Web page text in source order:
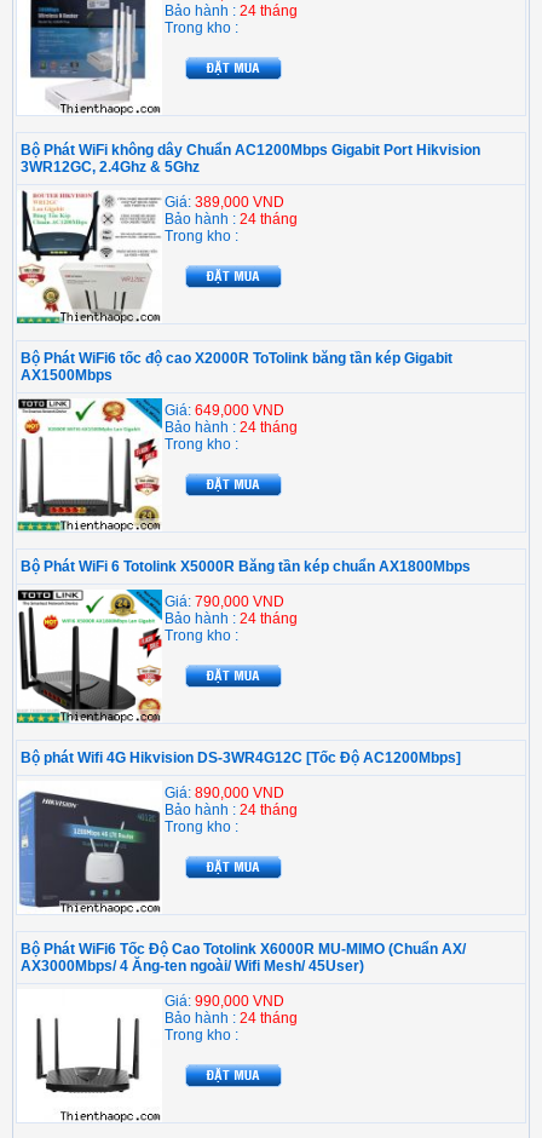
Bảo hành : 24 tháng
Trong kho :
Bộ Phát WiFi không dây Chuẩn AC1200Mbps Gigabit Port Hikvision
3WR12GC, 2.4Ghz & 5Ghz
Giá: 389,000 VND
Bảo hành : 24 tháng
Trong kho :
Bộ Phát WiFi6 tốc độ cao X2000R ToTolink băng tần kép Gigabit
AX1500Mbps
Giá: 649,000 VND
Bảo hành : 24 tháng
Trong kho :
Bộ Phát WiFi 6 Totolink X5000R Băng tần kép chuẩn AX1800Mbps
Giá: 790,000 VND
Bảo hành : 24 tháng
Trong kho :
Bộ phát Wifi 4G Hikvision DS-3WR4G12C [Tốc Độ AC1200Mbps]
Giá: 890,000 VND
Bảo hành : 24 tháng
Trong kho :
Bộ Phát WiFi6 Tốc Độ Cao Totolink X6000R MU-MIMO (Chuẩn AX/
AX3000Mbps/ 4 Ăng-ten ngoài/ Wifi Mesh/ 45User)
Giá: 990,000 VND
Bảo hành : 24 tháng
Trong kho :